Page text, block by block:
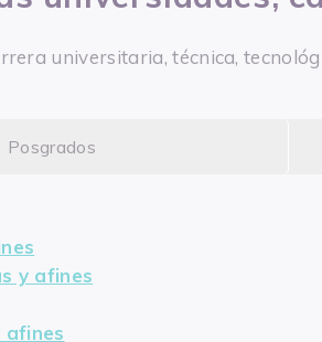
universitaria, técnica,
Posgrados
y afines
afines